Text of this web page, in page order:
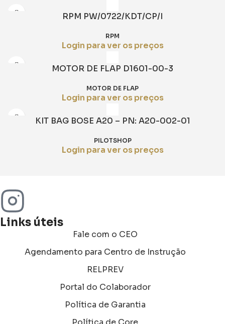
RPM PW/0722/KDT/CP/I
RPM
Login para ver os preços
MOTOR DE FLAP D1601-00-3
MOTOR DE FLAP
Login para ver os preços
KIT BAG BOSE A20 – PN: A20-002-01
PILOTSHOP
Login para ver os preços
Links úteis
Fale com o CEO
Agendamento para Centro de Instrução
RELPREV
Portal do Colaborador
Política de Garantia